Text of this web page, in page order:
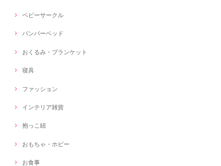
ベビーサークル
バンパーベッド
おくるみ・ブランケット
寝具
ファッション
インテリア雑貨
抱っこ紐
おもちゃ・ホビー
お食事